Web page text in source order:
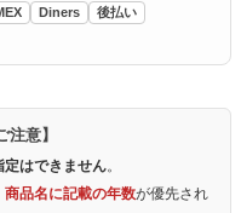
Diners
後払い
意】
定はできません。
商品名に記載の年数が優先され